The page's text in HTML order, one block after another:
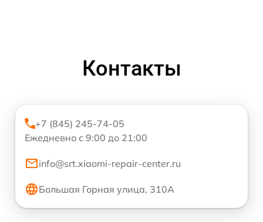
Контакты
+7 (845) 245-74-05
Ежедневно с 9:00 до 21:00
info@srt.xiaomi-repair-center.ru
Большая Горная улица, 310А